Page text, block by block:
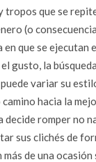
que se
(o
que se
gusto, la
variar su
hacia la
decide romper no
sus clichés de
de una